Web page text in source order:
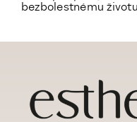
bezbolestnému